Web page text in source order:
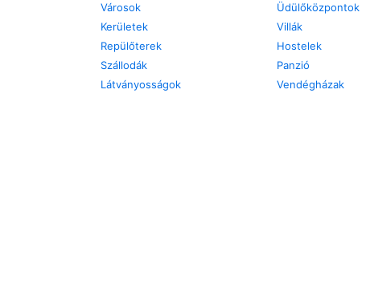
Városok
Kerületek
Repülőterek
Szállodák
Látványosságok
Üdülőközpontok
Villák
Hostelek
Panzió
Vendégházak